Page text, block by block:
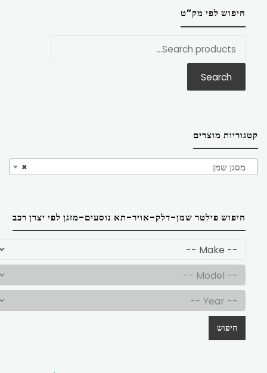
חיפוש לפי מק”ט
Search
קטגוריות מוצרים
× מסנן שמן
חיפוש פילטר שמן-דלק-אויר-תא נוסעים-מזגן לפי יצרן רכב
חיפוש